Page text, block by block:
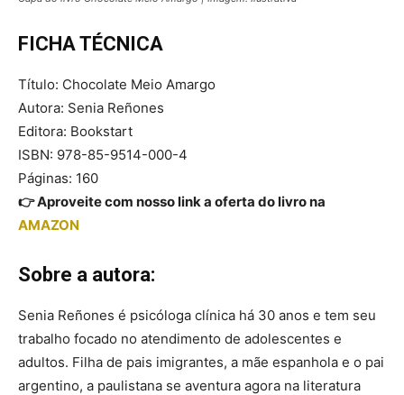
FICHA TÉCNICA
Título: Chocolate Meio Amargo
Autora: Senia Reñones
Editora: Bookstart
ISBN: 978-85-9514-000-4
Páginas: 160
👉 Aproveite com nosso link a oferta do livro na
AMAZON
Sobre a autora:
Senia Reñones é psicóloga clínica há 30 anos e tem seu
trabalho focado no atendimento de adolescentes e
adultos. Filha de pais imigrantes, a mãe espanhola e o pai
argentino, a paulistana se aventura agora na literatura